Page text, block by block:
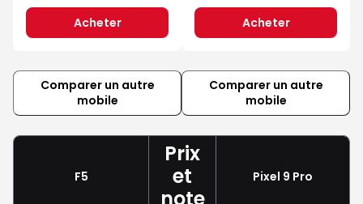
Acheter Acheter
Comparer un autre
mobile
Comparer un autre
mobile
F5
Prix
et
note
Pixel 9 Pro